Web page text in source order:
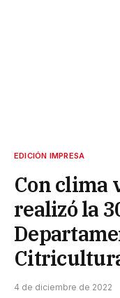
EDICIÓN IMPRESA
Con clima
realizó la
4 de diciembre de 2022